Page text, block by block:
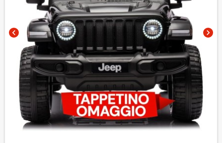
chevron_left chevron_right